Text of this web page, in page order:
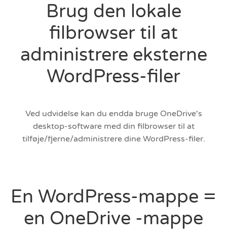
Brug den lokale
filbrowser til at
administrere eksterne
WordPress-filer
Ved udvidelse kan du endda bruge OneDrive's
desktop-software med din filbrowser til at
tilføje/fjerne/administrere dine WordPress-filer.
En WordPress-mappe =
en OneDrive -mappe